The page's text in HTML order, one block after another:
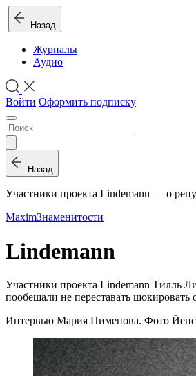
Назад
Журналы
Аудио
Войти Оформить подписку
Назад
Участники проекта Lindemann — о
MaximЗнаменитости
Lindemann
Участники проекта Lindemann Тилль
пообещали не переставать шокировать
Интервью Мария Пименова. Фото